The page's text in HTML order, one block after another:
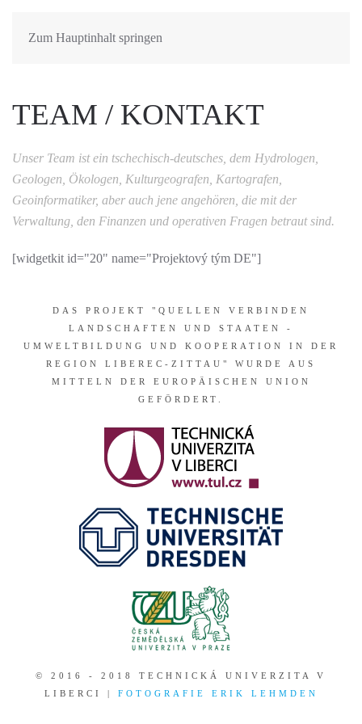
Zum Hauptinhalt springen
TEAM / KONTAKT
Unser Team ist ein tschechisch-deutsches, dem Hydrologen,
Geologen, Ökologen, Kulturgeografen, Kartografen,
Geoinformatiker, aber auch jene angehören, die mit der
Verwaltung, den Finanzen und operativen Fragen betraut sind.
[widgetkit id="20" name="Projektový tým DE"]
DAS PROJEKT "QUELLEN VERBINDEN
LANDSCHAFTEN UND STAATEN -
UMWELTBILDUNG UND KOOPERATION IN DER
REGION LIBEREC-ZITTAU" WURDE AUS
MITTELN DER EUROPÄISCHEN UNION
GEFÖRDERT.
© 2016 - 2018 TECHNICKÁ UNIVERZITA V
LIBERCI | FOTOGRAFIE ERIK LEHMDEN